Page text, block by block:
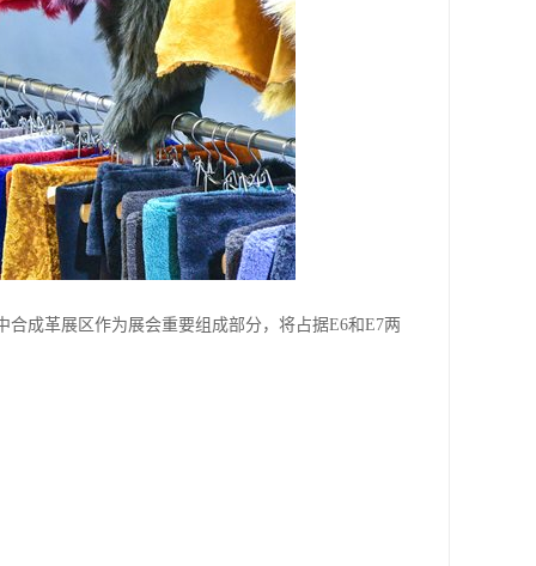
成革展区作为展会重要组成部分，将占据E6和E7两